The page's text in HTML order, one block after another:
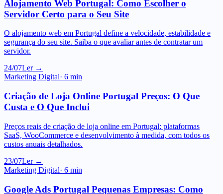
O alojamento web em Portugal define a velocidade, estabilidade e
segurança do seu site. Saiba o que avaliar antes de contratar um
servidor.
24/07Ler →
Marketing Digital
Criação de Loja Online Portugal Preços: O Que
Preços reais de criação de loja online em Portugal: plataformas
custos anuais detalhados.
23/07Ler →
Marketing Digital·6min
Google Ads Portugal Pequenas Empresas: Como